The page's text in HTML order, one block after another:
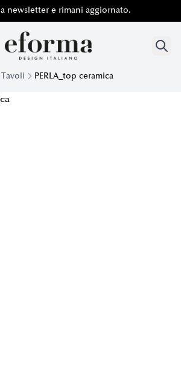
newsletter e rimani aggiornato.
Tavoli PERLA_top ceramica
Eforma